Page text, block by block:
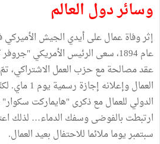
وسائر دول العالم
إثر وفاة عمال على أيدي الجيش
عقد مصالحة مع حزب العمل الاشتراكي،
العمال
ارتبطت بالفوضى وسفك الدماء… لذلك
سبتمبر يوما ملائما للاحتفال بعيد العمال.